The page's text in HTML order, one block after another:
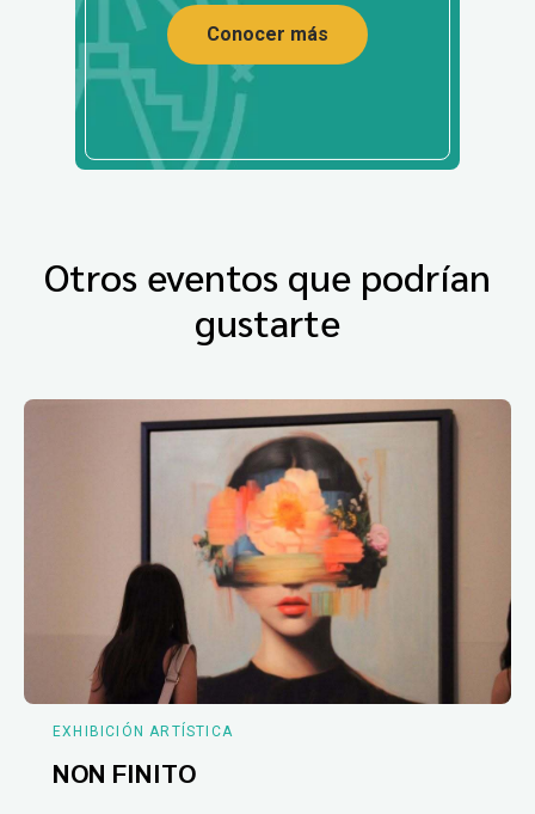
Conocer más
Otros eventos que podrían
gustarte
EXHIBICIÓN ARTÍSTICA
NON FINITO